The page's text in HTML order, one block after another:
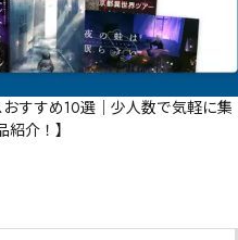
すすめ10選｜少人数で気軽に集
介！】